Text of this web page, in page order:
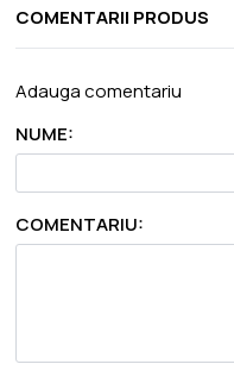
COMENTARII PRODUS
Adauga comentariu
NUME:
COMENTARIU: